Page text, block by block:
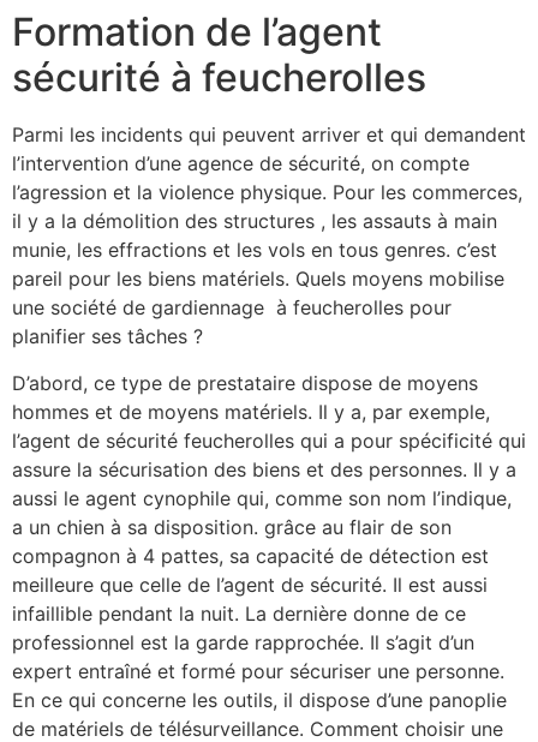
Formation de l’agent
sécurité à feucherolles
Parmi les incidents qui peuvent arriver et qui demandent
l’intervention d’une agence de sécurité, on compte
l’agression et la violence physique. Pour les commerces,
il y a la démolition des structures , les assauts à main
munie, les effractions et les vols en tous genres. c’est
pareil pour les biens matériels. Quels moyens mobilise
une société de gardiennage à feucherolles pour
planifier ses tâches ?
D’abord, ce type de prestataire dispose de moyens
hommes et de moyens matériels. Il y a, par exemple,
l’agent de sécurité feucherolles qui a pour spécificité qui
assure la sécurisation des biens et des personnes. Il y a
aussi le agent cynophile qui, comme son nom l’indique,
a un chien à sa disposition. grâce au flair de son
compagnon à 4 pattes, sa capacité de détection est
meilleure que celle de l’agent de sécurité. Il est aussi
infaillible pendant la nuit. La dernière donne de ce
professionnel est la garde rapprochée. Il s’agit d’un
expert entraîné et formé pour sécuriser une personne.
En ce qui concerne les outils, il dispose d’une panoplie
de matériels de télésurveillance. Comment choisir une